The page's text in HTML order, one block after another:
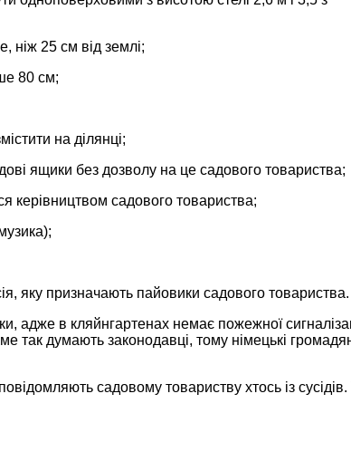
ніж 25 см від землі;
80 см;
на ділянці;
ящики без дозволу на це садового товариства;
керівництвом садового товариства;
яку призначають пайовики садового товариства.
адже в кляйнгартенах немає пожежної
так думають законодавці, тому німецькі
садовому товариству хтось із сусідів.